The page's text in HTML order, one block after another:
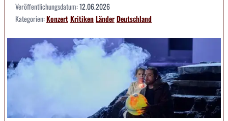
Veröffentlichungsdatum:12.06.2026
Kategorien:KonzertKritikenLänderDeutschland